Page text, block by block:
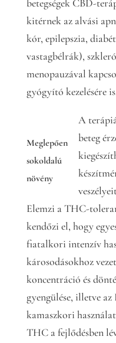
betegségek CBD-
kitérnek az alvási
kór, epilepszia,
vastagbélrák),
menopauzával
gyógyító kezelésére
Meglepően
sokoldalú
növény
A
beteg
Elemzi a THC-
kendőzi el, hogy
fiatalkori intenzív
károsodásokhoz
koncentráció és
gyengülése, illetve
kamaszkori
THC a fejlődésben